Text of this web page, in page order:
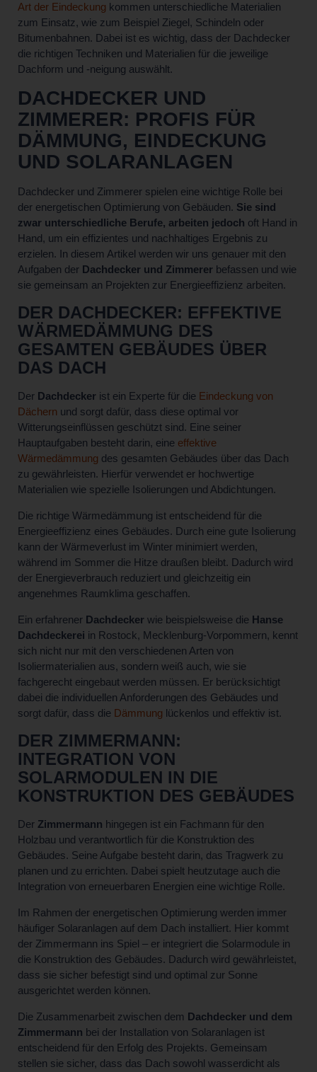
Art der Eindeckung kommen unterschiedliche Materialien
zum Einsatz, wie zum Beispiel Ziegel, Schindeln oder
Bitumenbahnen. Dabei ist es wichtig, dass der Dachdecker
die richtigen Techniken und Materialien für die jeweilige
Dachform und -neigung auswählt.
DACHDECKER UND
ZIMMERER: PROFIS FÜR
DÄMMUNG, EINDECKUNG
UND SOLARANLAGEN
Dachdecker und Zimmerer spielen eine wichtige Rolle bei
der energetischen Optimierung von Gebäuden. Sie sind
zwar unterschiedliche Berufe, arbeiten jedoch oft Hand in
Hand, um ein effizientes und nachhaltiges Ergebnis zu
erzielen. In diesem Artikel werden wir uns genauer mit den
Aufgaben der Dachdecker und Zimmerer befassen und wie
sie gemeinsam an Projekten zur Energieeffizienz arbeiten.
DER DACHDECKER: EFFEKTIVE
WÄRMEDÄMMUNG DES
GESAMTEN GEBÄUDES ÜBER
DAS DACH
Der Dachdecker ist ein Experte für die Eindeckung von
Dächern und sorgt dafür, dass diese optimal vor
Witterungseinflüssen geschützt sind. Eine seiner
Hauptaufgaben besteht darin, eine effektive
Wärmedämmung des gesamten Gebäudes über das Dach
zu gewährleisten. Hierfür verwendet er hochwertige
Materialien wie spezielle Isolierungen und Abdichtungen.
Die richtige Wärmedämmung ist entscheidend für die
Energieeffizienz eines Gebäudes. Durch eine gute Isolierung
kann der Wärmeverlust im Winter minimiert werden,
während im Sommer die Hitze draußen bleibt. Dadurch wird
der Energieverbrauch reduziert und gleichzeitig ein
angenehmes Raumklima geschaffen.
Ein erfahrener Dachdecker wie beispielsweise die Hanse
Dachdeckerei in Rostock, Mecklenburg-Vorpommern, kennt
sich nicht nur mit den verschiedenen Arten von
Isoliermaterialien aus, sondern weiß auch, wie sie
fachgerecht eingebaut werden müssen. Er berücksichtigt
dabei die individuellen Anforderungen des Gebäudes und
sorgt dafür, dass die Dämmung lückenlos und effektiv ist.
DER ZIMMERMANN:
INTEGRATION VON
SOLARMODULEN IN DIE
KONSTRUKTION DES GEBÄUDES
Der Zimmermann hingegen ist ein Fachmann für den
Holzbau und verantwortlich für die Konstruktion des
Gebäudes. Seine Aufgabe besteht darin, das Tragwerk zu
planen und zu errichten. Dabei spielt heutzutage auch die
Integration von erneuerbaren Energien eine wichtige Rolle.
Im Rahmen der energetischen Optimierung werden immer
häufiger Solaranlagen auf dem Dach installiert. Hier kommt
der Zimmermann ins Spiel – er integriert die Solarmodule in
die Konstruktion des Gebäudes. Dadurch wird gewährleistet,
dass sie sicher befestigt sind und optimal zur Sonne
ausgerichtet werden können.
Die Zusammenarbeit zwischen dem Dachdecker und dem
Zimmermann bei der Installation von Solaranlagen ist
entscheidend für den Erfolg des Projekts. Gemeinsam
stellen sie sicher, dass das Dach sowohl wasserdicht als